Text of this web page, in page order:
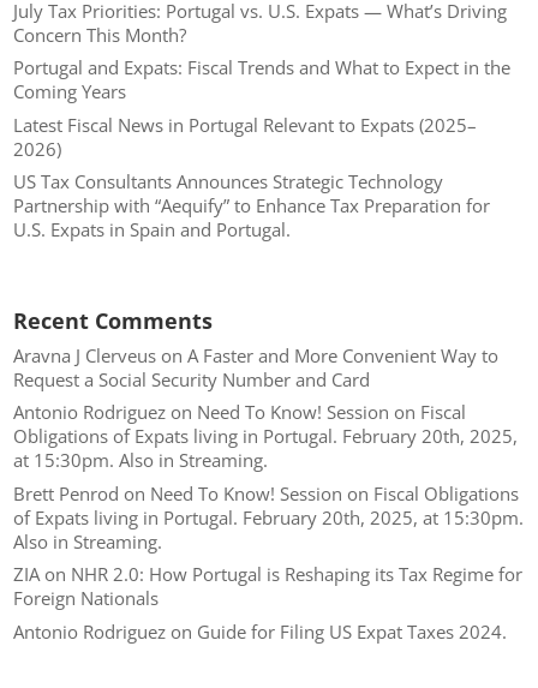
July Tax Priorities: Portugal vs. U.S. Expats — What’s Driving
Concern This Month?
Portugal and Expats: Fiscal Trends and What to Expect in the
Coming Years
Latest Fiscal News in Portugal Relevant to Expats (2025–
2026)
US Tax Consultants Announces Strategic Technology
Partnership with “Aequify” to Enhance Tax Preparation for
U.S. Expats in Spain and Portugal.
Recent Comments
Aravna J Clerveus onA Faster and More Convenient Way to
Request a Social Security Number and Card
Antonio Rodriguez on Need To Know! Session on Fiscal
Obligations of Expats living in Portugal. February 20th, 2025,
at 15:30pm. Also in Streaming.
Brett Penrod on Need To Know! Session on Fiscal Obligations
of Expats living in Portugal. February 20th, 2025, at 15:30pm.
Also in Streaming.
ZIAon NHR 2.0: How Portugal is Reshaping its Tax Regime for
Foreign Nationals
Antonio Rodriguez on Guide for Filing US Expat Taxes 2024.